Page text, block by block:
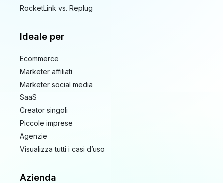
RocketLink vs. Replug
Ideale per
Ecommerce
Marketer affiliati
Marketer social media
SaaS
Creator singoli
Piccole imprese
Agenzie
Visualizza tutti i casi d’uso
Azienda